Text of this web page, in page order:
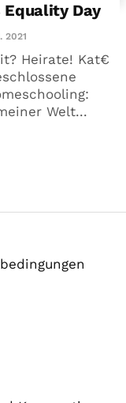
Equality Day
2021
Heirate! Kat€
Welt...